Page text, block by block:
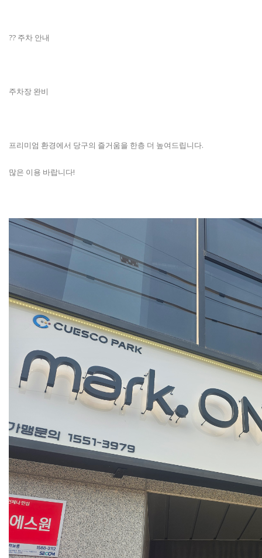
?? 주차 안내
주차장 완비
프리미엄 환경에서 당구의 즐거움을 한층 더 높여드립니다.
많은 이용 바랍니다!